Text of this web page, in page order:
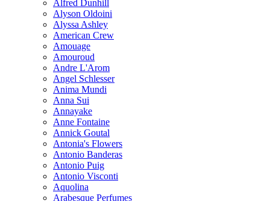
Alfred Dunhill
Alyson Oldoini
Alyssa Ashley
American Crew
Amouage
Amouroud
Andre L'Arom
Angel Schlesser
Anima Mundi
Anna Sui
Annayake
Anne Fontaine
Annick Goutal
Antonia's Flowers
Antonio Banderas
Antonio Puig
Antonio Visconti
Aquolina
Arabesque Perfumes